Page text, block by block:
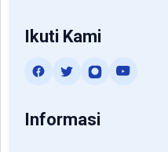
Ikuti Kami
Informasi